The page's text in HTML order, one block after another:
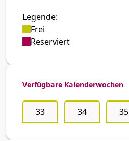
Legende:
Frei
Reserviert
Verfügbare Kalenderwochen
33 34 35